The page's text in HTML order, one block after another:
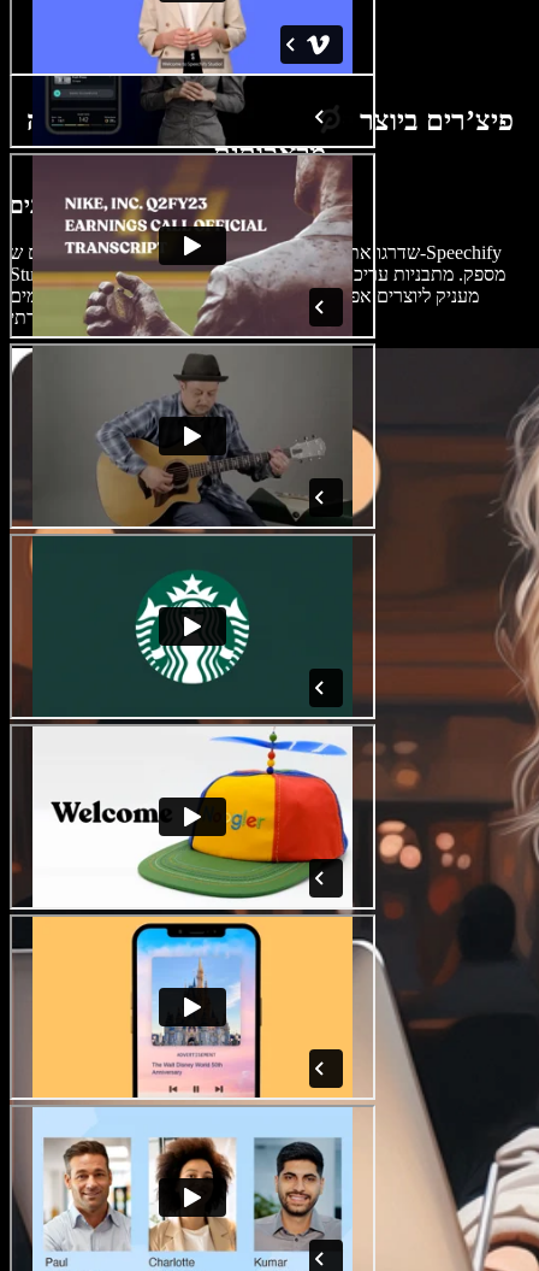
פיצ’רים ביוצר קדימונים לסרטים בעזרת בינה
מלאכותית
עריכת קדימונים לסרטים כמו מקצוענים
שדרגו את עריכת הקדימונים שלכם עם כלים מקצועיים ש-Speechify
Studio מספק. מתבניות עריכת סרטים ועד חיתוכים מדויקים ומעברים
מתקדמים – Speechify Studio מעניק ליוצרים אפשרות ללטש את